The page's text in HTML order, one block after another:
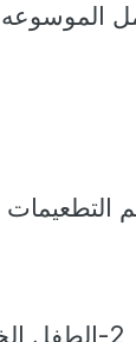
2-الطفل الخديج.